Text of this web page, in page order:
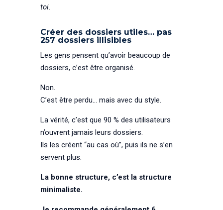
toi.
Créer des dossiers utiles… pas
257 dossiers illisibles
Les gens pensent qu’avoir beaucoup de
dossiers, c’est être organisé.
Non.
C’est être perdu… mais avec du style.
La vérité, c’est que 90 % des utilisateurs
n’ouvrent jamais leurs dossiers.
Ils les créent “au cas où”, puis ils ne s’en
servent plus.
La bonne structure, c’est la structure
minimaliste.